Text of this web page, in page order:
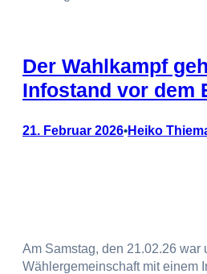
Der Wahlkampf
Infostand vor dem
21. Februar 2026•Heiko
Am Samstag, den 21.02.26 war
Wählergemeinschaft mit einem